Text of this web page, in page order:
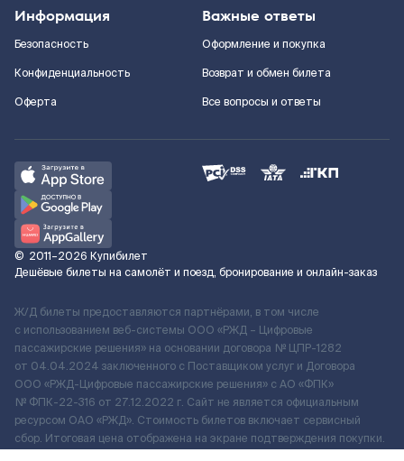
Информация
Безопасность
Конфиденциальность
Оферта
Важные ответы
Оформление и покупка
Возврат и обмен билета
Все вопросы и ответы
© 2011–2026 Купибилет
Дешёвые билеты на самолёт и поезд, бронирование и онлайн-заказ
Ж/Д билеты предоставляются партнёрами, в том числе
с использованием веб-системы ООО «РЖД – Цифровые
пассажирские решения» на основании договора № ЦПР-1282
от 04.04.2024 заключенного с Поставщиком услуг и Договора
ООО «РЖД-Цифровые пассажирские решения» c АО «ФПК»
№ ФПК-22-316 от 27.12.2022 г. Сайт не является официальным
ресурсом ОАО «РЖД». Стоимость билетов включает сервисный
сбор. Итоговая цена отображена на экране подтверждения покупки.